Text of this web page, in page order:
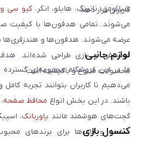
کاربران قرار دهد.
شیائومی، ناتینگ، هایلو، انکر، کیو سی
می‌شوند. تمامی هدفون‌ها با کیفیت
عرضه می‌شوند. هدفون‌ها و هندزفری‌ها
موسیقی و بازی طراحی شده‌اند. هدف
محصولات متنوع و باکیفیت است.
لوازم جانبی
ما در این فروشگاه مجموعه‌ای گسترده
می‌دهیم تا کاربران بتوانند تجربه
باشند. در این بخش انواع محافظ صفحه
گجت‌های هوشمند مانند پاوربانک،
صفحه و قاب‌ها برای برندهای
کنسول بازی